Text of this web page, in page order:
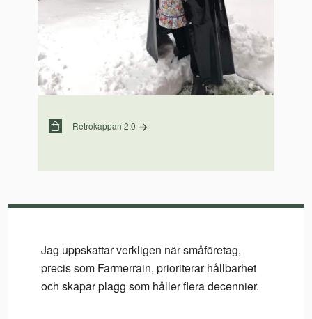
Retrokappan 2:0
Jag uppskattar verkligen när småföretag,
precis som Farmerrain, prioriterar hållbarhet
och skapar plagg som håller flera decennier.